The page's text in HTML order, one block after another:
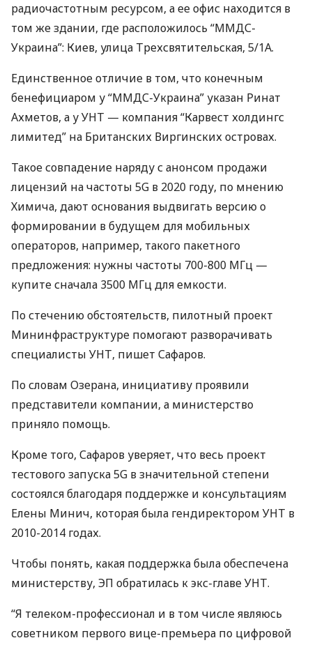
радиочастотным ресурсом, а ее офис находится в
том же здании, где расположилось “ММДС-
Украина”: Киев, улица Трехсвятительская, 5/1А.
Единственное отличие в том, что конечным
бенефициаром у “ММДС-Украина” указан Ринат
Ахметов, а уУНТ — компания “Карвест холдингс
лимитед” на Британских Виргинских островах.
Такое совпадение наряду с анонсом продажи
лицензий на частоты 5G в 2020 году, по мнению
Химича, дают основания выдвигать версию о
формировании в будущем для мобильных
операторов, например, такого пакетного
предложения: нужны частоты 700-800 МГц —
купите сначала 3500 МГц для емкости.
По стечению обстоятельств, пилотный проект
Мининфраструктуре помогают разворачивать
специалисты УНТ, пишет Сафаров.
По словам Озерана, инициативу проявили
представители компании, а министерство
приняло помощь.
Кроме того, Сафаров уверяет, что весь проект
тестового запуска 5G в значительной степени
состоялся благодаря поддержке и консультациям
Елены Минич, которая была гендиректором УНТ в
2010-2014 годах.
Чтобы понять, какая поддержка была обеспечена
министерству, ЭП обратилась к экс-главеУНТ.
“Я телеком-профессионал и в том числе являюсь
советником первого вице-премьера по цифровой